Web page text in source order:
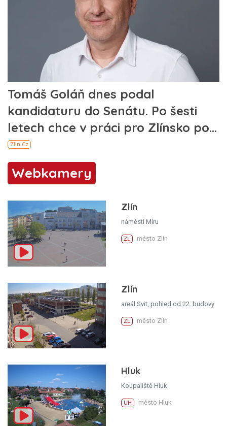
Webkamery
Zlín
náměstí Míru
ZL město Zlín
Zlín
areál Svit, pohled od 22. budovy
ZL město Zlín
Hluk
Koupaliště Hluk
UH město Hluk